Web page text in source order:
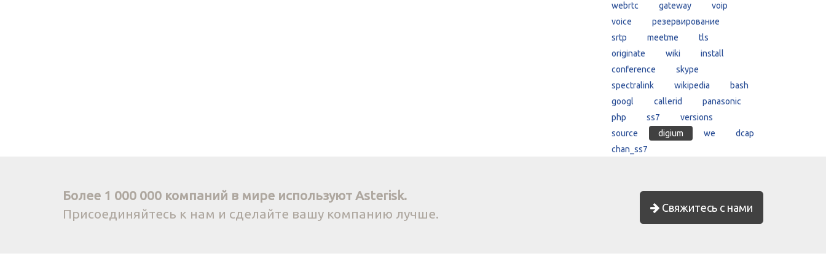
webrtc
gateway
voip
voice
резервирование
srtp
meetme
tls
originate
wiki
install
conference
skype
spectralink
wikipedia
bash
googl
callerid
panasonic
php
ss7
versions
source
digium we
dcap
chan_ss7
Более 1 000 000 компаний в мире используют Asterisk.
Присоединяйтесь к нам и сделайте вашу компанию лучше.
Свяжитесь с нами